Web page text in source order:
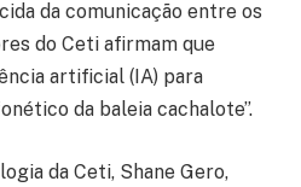
da comunicação entre os
do Ceti afirmam que
artificial (IA) para
da baleia cachalote”.
da Ceti, Shane Gero,